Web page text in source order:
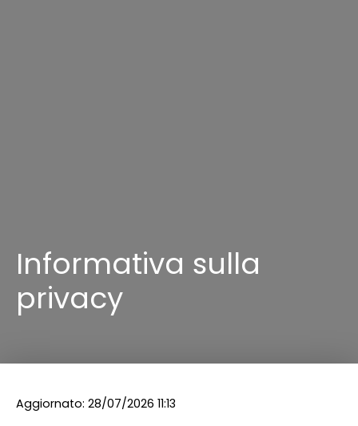
Informativa sulla
privacy
Aggiornato: 28/07/2026 11:13